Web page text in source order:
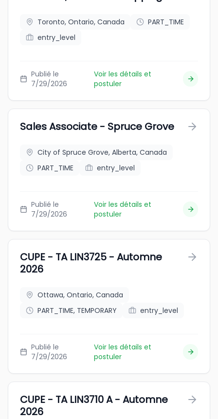
Toronto, Ontario, Canada
PART_TIME
entry_level
Publié le
7/29/2026
Voir les détails et
postuler
Sales Associate - Spruce Grove
City of Spruce Grove, Alberta, Canada
PART_TIME
entry_level
Publié le
7/29/2026
Voir les détails et
postuler
CUPE - TA LIN3725 - Automne
2026
Ottawa, Ontario, Canada
PART_TIME, TEMPORARY
entry_level
Publié le
7/29/2026
Voir les détails et
postuler
CUPE - TA LIN3710 A - Automne
2026